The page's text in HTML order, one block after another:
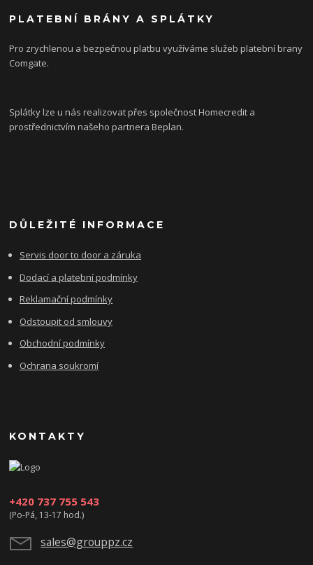
PLATEBNÍ BRÁNY A SPLÁTKY
Pro zrychlenou a bezpečnou platbu využíváme služeb platební brany
Comgate.
Splátky lze u nás realizovat přes společnost Homecredit a
prostřednictvím našeho partnera Beplan.
DŮLEŽITÉ INFORMACE
Servis door to door a záruka
Dodací a platební podmínky
Reklamační podmínky
Odstoupit od smlouvy
Obchodní podmínky
Ochrana soukromí
KONTAKTY
+420 737 755 543
(Po-Pá, 13-17 hod.)
sales@grouppz.cz